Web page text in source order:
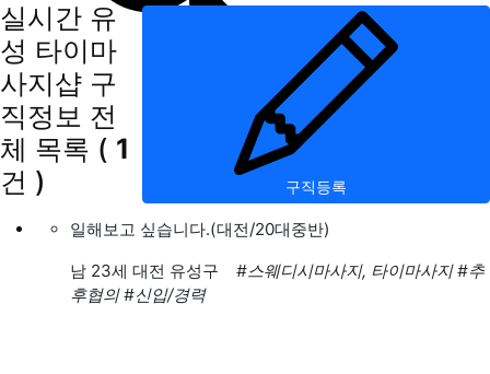
실시간 유
성 타이마
사지샵 구
직정보 전
체 목록 ( 1
건 )
구직등록
일해보고 싶습니다.(대전/20대중반)
남 23세 대전 유성구 #스웨디시마사지, 타이마사지 #추
후협의 #신입/경력